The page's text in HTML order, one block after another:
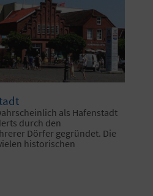
als Hafenstadt
durch den
Dörfer gegründet. Die
historischen